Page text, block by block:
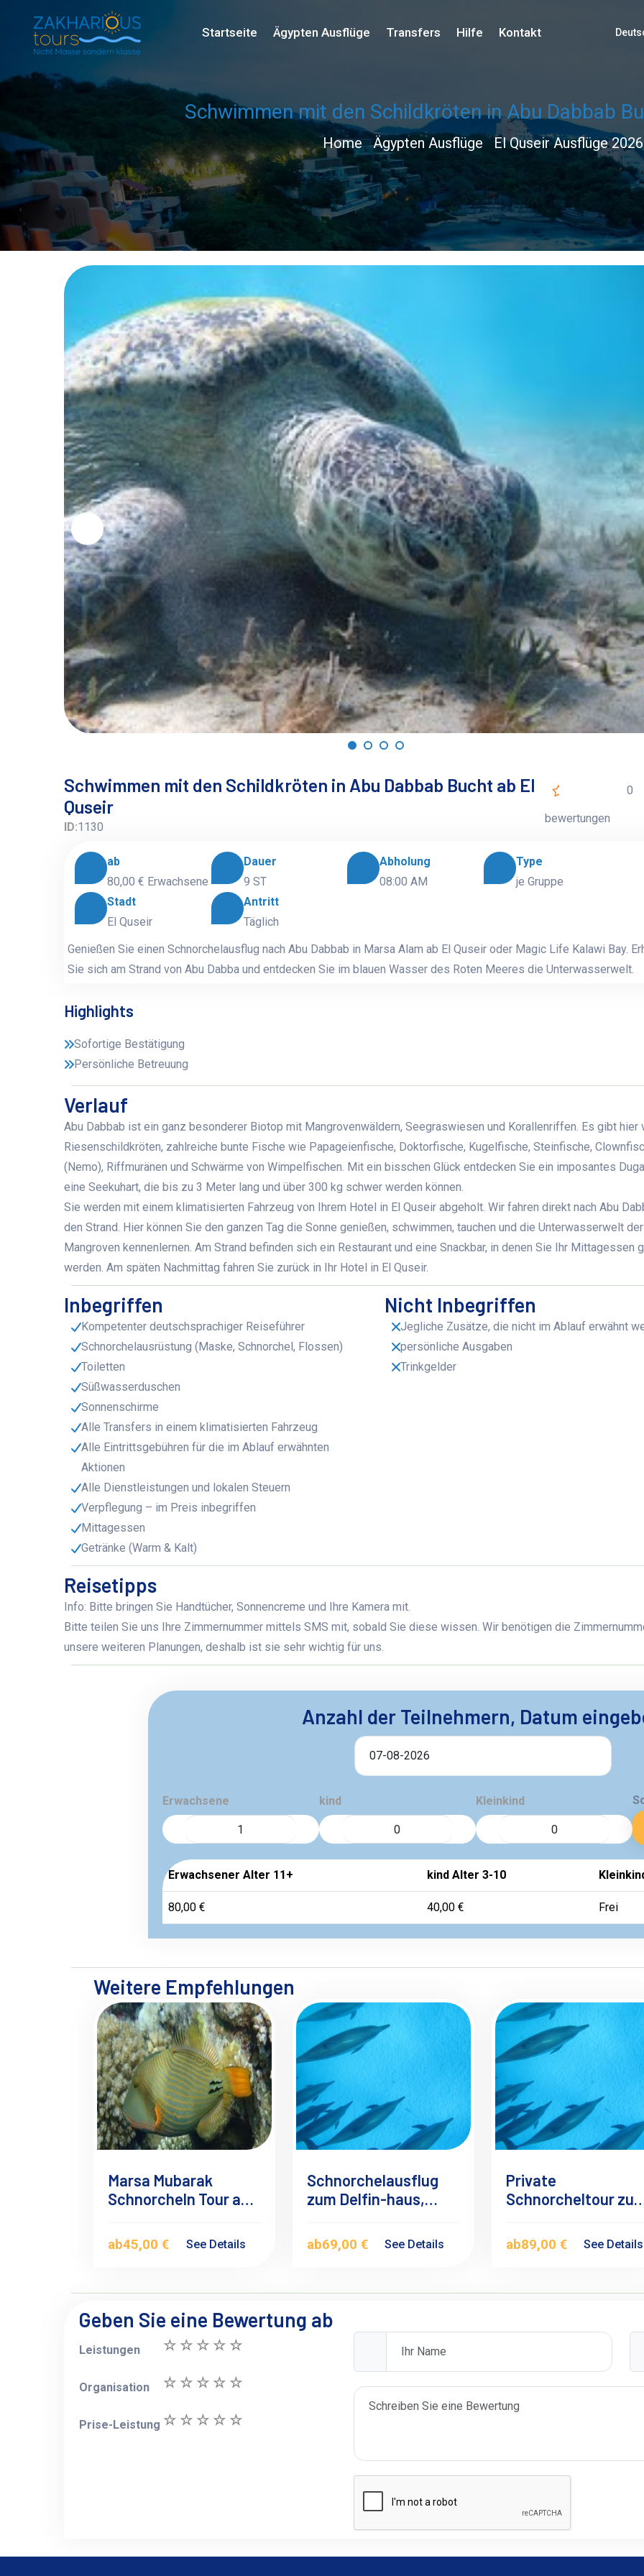
Startseite Ägypten Ausflüge Transfers Hilfe Kontakt
Schwimmen mit den Schildkröten in Abu Dabbab
Home Ägypten Ausflüge El Quseir Ausflüge 2026
Schwimmen mit den Schildkröten in Abu Dabbab Bucht ab El
Quseir
ID:1130
0
bewertungen
ab
80,00 € Erwachsene
Dauer
9 ST
Abholung
08:00 AM
Type
je Gruppe
Stadt
El Quseir
Antritt
Täglich
Genießen Sie einen Schnorchelausflug nach Abu Dabbab in Marsa Alam ab El Quseir oder Magic Life Kalawi Bay.
Sie sich am Strand von Abu Dabba und entdecken Sie im blauen Wasser des Roten Meeres die Unterwasserwelt.
Highlights
Sofortige Bestätigung
Persönliche Betreuung
Verlauf
Abu Dabbab ist ein ganz besonderer Biotop mit Mangrovenwäldern, Seegraswiesen und Korallenriffen. Es gibt hier
Riesenschildkröten, zahlreiche bunte Fische wie Papageienfische, Doktorfische, Kugelfische, Steinfische,
(Nemo), Riffmuränen und Schwärme von Wimpelfischen. Mit ein bisschen Glück entdecken Sie ein imposantes
eine Seekuhart, die bis zu 3 Meter lang und über 300 kg schwer werden können.
Sie werden mit einem klimatisierten Fahrzeug von Ihrem Hotel in El Quseir abgeholt. Wir fahren direkt nach Abu
den Strand. Hier können Sie den ganzen Tag die Sonne genießen, schwimmen, tauchen und die Unterwasserwelt der
Mangroven kennenlernen. Am Strand befinden sich ein Restaurant und eine Snackbar, in denen Sie Ihr Mittagessen
werden. Am späten Nachmittag fahren Sie zurück in Ihr Hotel in El Quseir.
Inbegriffen
Kompetenter deutschsprachiger Reiseführer
Schnorchelausrüstung (Maske, Schnorchel, Flossen)
Toiletten
Süßwasserduschen
Sonnenschirme
Alle Transfers in einem klimatisierten Fahrzeug
Alle Eintrittsgebühren für die im Ablauf erwähnten
Aktionen
Alle Dienstleistungen und lokalen Steuern
Verpflegung – im Preis inbegriffen
Mittagessen
Getränke (Warm & Kalt)
Nicht Inbegriffen
Jegliche Zusätze, die nicht im Ablauf erwähnt
persönliche Ausgaben
Trinkgelder
Reisetipps
Info: Bitte bringen Sie Handtücher, Sonnencreme und Ihre Kamera mit.
Bitte teilen Sie uns Ihre Zimmernummer mittels SMS mit, sobald Sie diese wissen. Wir benötigen die
unsere weiteren Planungen, deshalb ist sie sehr wichtig für uns.
Anzahl der Teilnehmern, Datum
Erwachsene kind Kleinkind
Erwachsener Alter 11+ kind Alter 3-10
80,00 € 40,00 € Frei
Weitere Empfehlungen
Marsa Mubarak
Schnorcheln Tour ab
ab45,00 € See Details
Schnorchelausflug
zum Delfin-haus,
El Quseir
ab69,00 € See Details
Private
Schnorcheltour
Samadai Riff mit
Speedboot ab El
ab89,00 € See Details
Geben Sie eine Bewertung ab
Leistungen
Organisation
Prise-Leistung